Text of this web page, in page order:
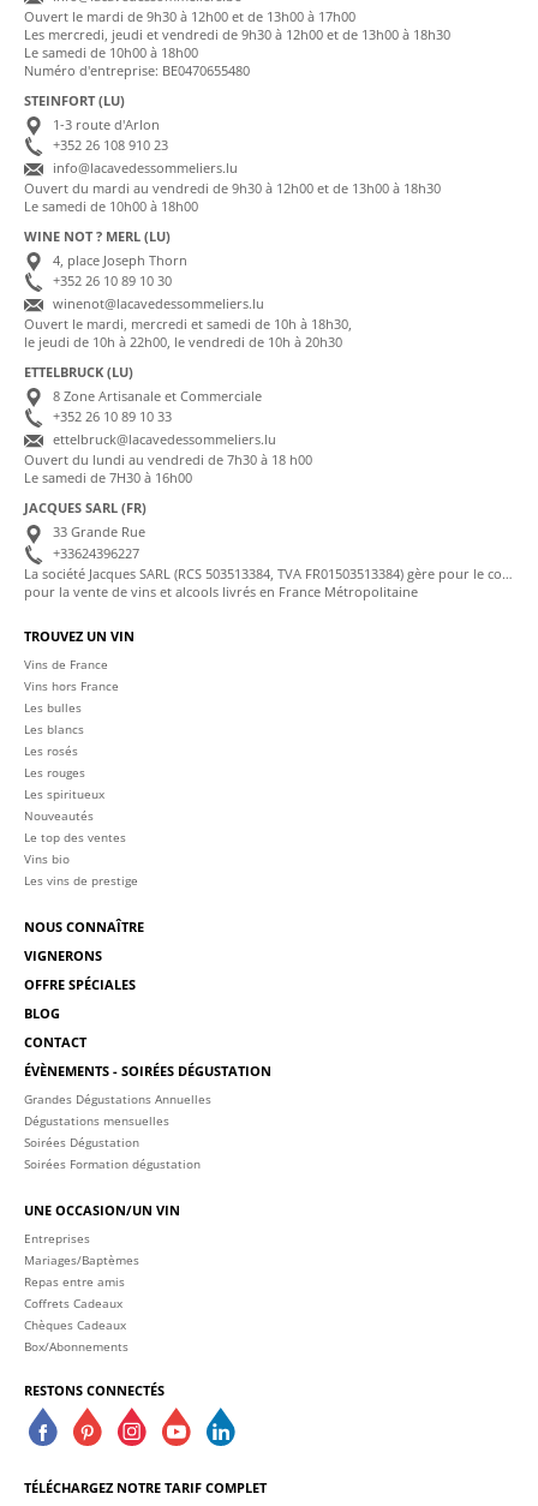
Ouvert le mardi de 9h30 à 12h00 et de 13h00 à 17h00
Les mercredi, jeudi et vendredi de 9h30 à 12h00 et de 13h00 à 18h30
Le samedi de 10h00 à 18h00
Numéro d'entreprise: BE0470655480
STEINFORT (LU)
1-3 route d'Arlon
+352 26 108 910 23
info@lacavedessommeliers.lu
Ouvert du mardi au vendredi de 9h30 à 12h00 et de 13h00 à 18h30
Le samedi de 10h00 à 18h00
WINE NOT ? MERL (LU)
4, place Joseph Thorn
+352 26 10 89 10 30
winenot@lacavedessommeliers.lu
Ouvert le mardi, mercredi et samedi de 10h à 18h30,
le jeudi de 10h à 22h00, le vendredi de 10h à 20h30
ETTELBRUCK (LU)
8 Zone Artisanale et Commerciale
+352 26 10 89 10 33
ettelbruck@lacavedessommeliers.lu
Ouvert du lundi au vendredi de 7h30 à 18 h00
Le samedi de 7H30 à 16h00
JACQUES SARL (FR)
33 Grande Rue
+33624396227
La société Jacques SARL (RCS 503513384, TVA FR01503513384) gère pour le compte de La Cave des Sommeliers les transactions bancaires et la facturation
pour la vente de vins et alcools livrés en France Métropolitaine
TROUVEZ UN VIN
Vins de France
Vins hors France
Les bulles
Les blancs
Les rosés
Les rouges
Les spiritueux
Nouveautés
Le top des ventes
Vins bio
Les vins de prestige
NOUS CONNAÎTRE
VIGNERONS
OFFRE SPÉCIALES
BLOG
CONTACT
ÉVÈNEMENTS - SOIRÉES DÉGUSTATION
Grandes Dégustations Annuelles
Dégustations mensuelles
Soirées Dégustation
Soirées Formation dégustation
UNE OCCASION/UN VIN
Entreprises
Mariages/Baptèmes
Repas entre amis
Coffrets Cadeaux
Chèques Cadeaux
Box/Abonnements
RESTONS CONNECTÉS
TÉLÉCHARGEZ NOTRE TARIF COMPLET